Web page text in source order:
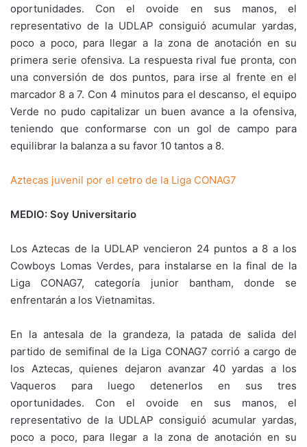
oportunidades. Con el ovoide en sus manos, el
representativo de la UDLAP consiguió acumular yardas,
poco a poco, para llegar a la zona de anotación en su
primera serie ofensiva. La respuesta rival fue pronta, con
una conversión de dos puntos, para irse al frente en el
marcador 8 a 7. Con 4 minutos para el descanso, el equipo
Verde no pudo capitalizar un buen avance a la ofensiva,
teniendo que conformarse con un gol de campo para
equilibrar la balanza a su favor 10 tantos a 8.
Aztecas juvenil por el cetro de la Liga CONAG7
MEDIO: Soy Universitario
Los Aztecas de la UDLAP vencieron 24 puntos a 8 a los
Cowboys Lomas Verdes, para instalarse en la final de la
Liga CONAG7, categoría junior bantham, donde se
enfrentarán a los Vietnamitas.
En la antesala de la grandeza, la patada de salida del
partido de semifinal de la Liga CONAG7 corrió a cargo de
los Aztecas, quienes dejaron avanzar 40 yardas a los
Vaqueros para luego detenerlos en sus tres
oportunidades. Con el ovoide en sus manos, el
representativo de la UDLAP consiguió acumular yardas,
poco a poco, para llegar a la zona de anotación en su